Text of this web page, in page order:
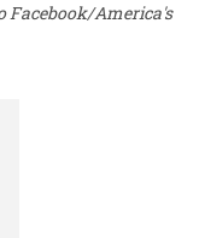
Facebook/America's